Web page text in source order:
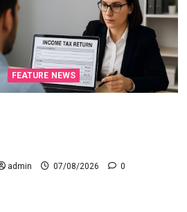
FEATURE NEWS
admin 07/08/2026 0